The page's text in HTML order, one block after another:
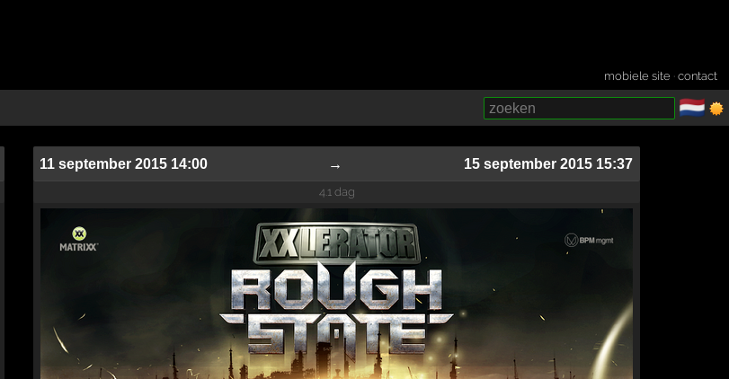
mobiele site ·contact
🇳🇱
11 september 2015 14:00 → 15 september 2015 15:37
4.1 dag